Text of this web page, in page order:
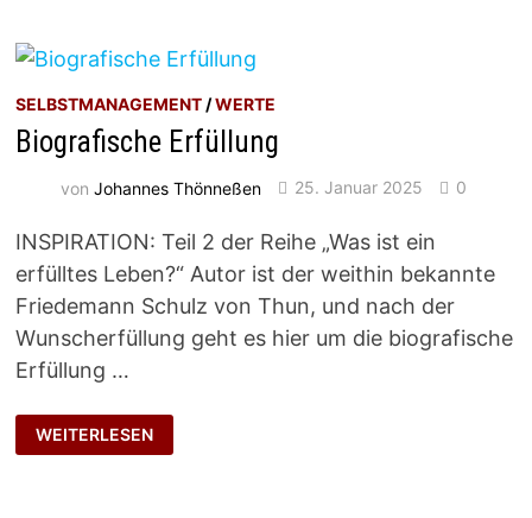
SELBSTMANAGEMENT /WERTE
Biografische Erfüllung
vonJohannes Thönneßen 25. Januar 2025 0
INSPIRATION: Teil 2 der Reihe „Was ist ein
erfülltes Leben?“ Autor ist der weithin bekannte
Friedemann Schulz von Thun, und nach der
Wunscherfüllung geht es hier um die biografische
Erfüllung …
BIOGRAFISCHE
ERFÜLLUNG
WEITERLESEN